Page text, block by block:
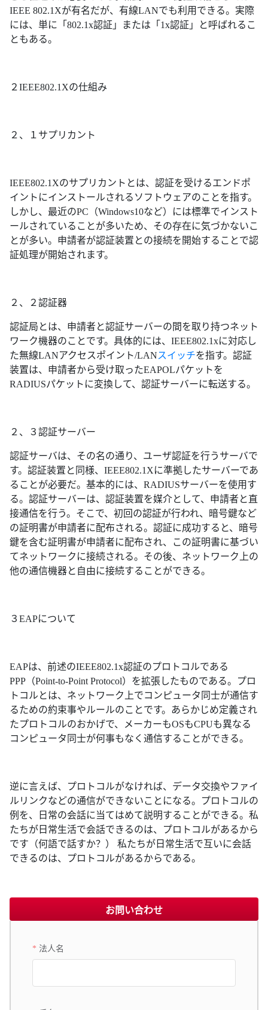
IEEE 802.1Xが有名だが、有線LANでも利用できる。実際
には、単に「802.1x認証」または「1x認証」と呼ばれるこ
ともある。
２IEEE802.1Xの仕組み
２、１サプリカント
IEEE802.1Xのサプリカントとは、認証を受けるエンドポ
イントにインストールされるソフトウェアのことを指す。
しかし、最近のPC（Windows10など）には標準でインスト
ールされていることが多いため、その存在に気づかないこ
とが多い。申請者が認証装置との接続を開始することで認
証処理が開始されます。
２、２認証器
認証局とは、申請者と認証サーバーの間を取り持つネット
ワーク機器のことです。具体的には、IEEE802.1xに対応し
た無線LANアクセスポイント/LAN スイッチを指す。認証
装置は、申請者から受け取ったEAPOLパケットを
RADIUSパケットに変換して、認証サーバーに転送する。
２、３認証サーバー
認証サーバは、その名の通り、ユーザ認証を行うサーバで
す。認証装置と同様、IEEE802.1Xに準拠したサーバーであ
ることが必要だ。基本的には、RADIUSサーバーを使用す
る。認証サーバーは、認証装置を媒介として、申請者と直
接通信を行う。そこで、初回の認証が行われ、暗号鍵など
の証明書が申請者に配布される。認証に成功すると、暗号
鍵を含む証明書が申請者に配布され、この証明書に基づい
てネットワークに接続される。その後、ネットワーク上の
他の通信機器と自由に接続することができる。
３EAPについて
EAPは、前述のIEEE802.1x認証のプロトコルである
PPP（Point-to-Point Protocol）を拡張したものである。プロ
トコルとは、ネットワーク上でコンピュータ同士が通信す
るための約束事やルールのことです。あらかじめ定義され
たプロトコルのおかげで、メーカーもOSもCPUも異なる
コンピュータ同士が何事もなく通信することができる。
逆に言えば、プロトコルがなければ、データ交換やファイ
ルリンクなどの通信ができないことになる。プロトコルの
例を、日常の会話に当てはめて説明することができる。私
たちが日常生活で会話できるのは、プロトコルがあるから
です（何語で話すか？） 私たちが日常生活で互いに会話
できるのは、プロトコルがあるからである。
お問い合わせ
法人名